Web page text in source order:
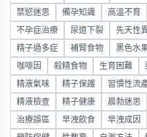
禁慾迷思 備孕知識 高溫不育
不孕症治療 尿道下裂 先天性
精子過多症 補腎食物 黑色水
咖啡因 殺精食物 生育困難
精液氣味 精子保護 習慣性流
精液檢查 精子健康 晨勃迷思
治療誤區 早洩飲食 早洩成因